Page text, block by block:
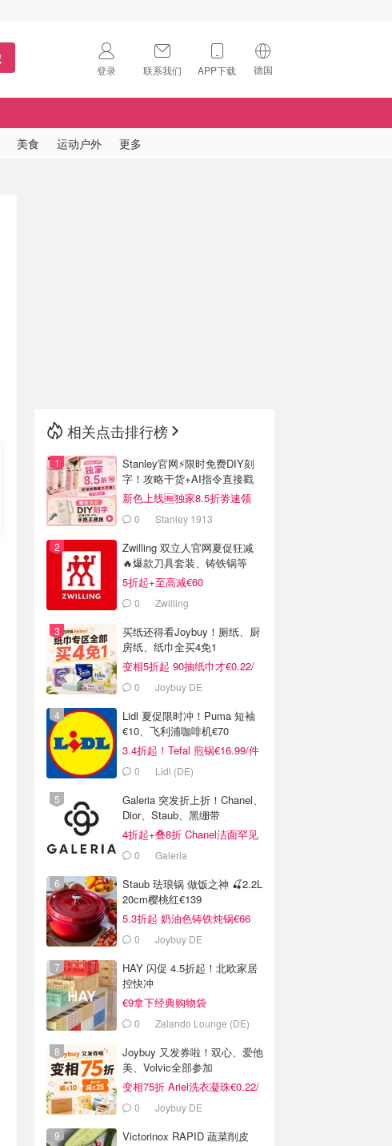
登录 联系我们 APP下载 德国
🇺🇸
美食 运动户外 更多
相关点击排行榜
Stanley官网⚡️限时免费DIY刻
字！攻略干货+AI指令直接戳
新色上线🆓独家8.5折劵速领
0 Stanley 1913
Zwilling 双立人官网夏促狂减
🔥爆款刀具套装、铸铁锅等
5折起+至高减€60
0 Zwilling
买纸还得看Joybuy！厕纸、厨
房纸、纸巾全买4免1
变相5折起 90抽纸巾才€0.22/
包 0 Joybuy DE
Lidl 夏促限时冲！Puma 短袖
€10、飞利浦咖啡机€70
3.4折起！Tefal 煎锅€16.99/件
0 Lidl (DE)
Galeria 突发折上折！Chanel、
Dior、Staub、黑绷带
4折起+叠8折 Chanel洁面罕见
€430 Galeria
Staub 珐琅锅 做饭之神 🍒2.2L
20cm樱桃红€139
5.3折起 奶油色铸铁炖锅€66
0 Joybuy DE
HAY 闪促 4.5折起！北欧家居
控快冲
€9拿下经典购物袋
0 Zalando Lounge (DE)
Joybuy 又发券啦！双心、爱他
美、Volvic全部参加
变相75折 Ariel洗衣凝珠€0.22/
颗 0 Joybuy DE
Victorinox RAPID 蔬菜削皮